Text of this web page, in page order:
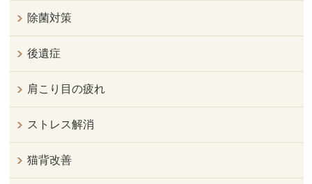
除菌対策
後遺症
肩こり目の疲れ
ストレス解消
猫背改善